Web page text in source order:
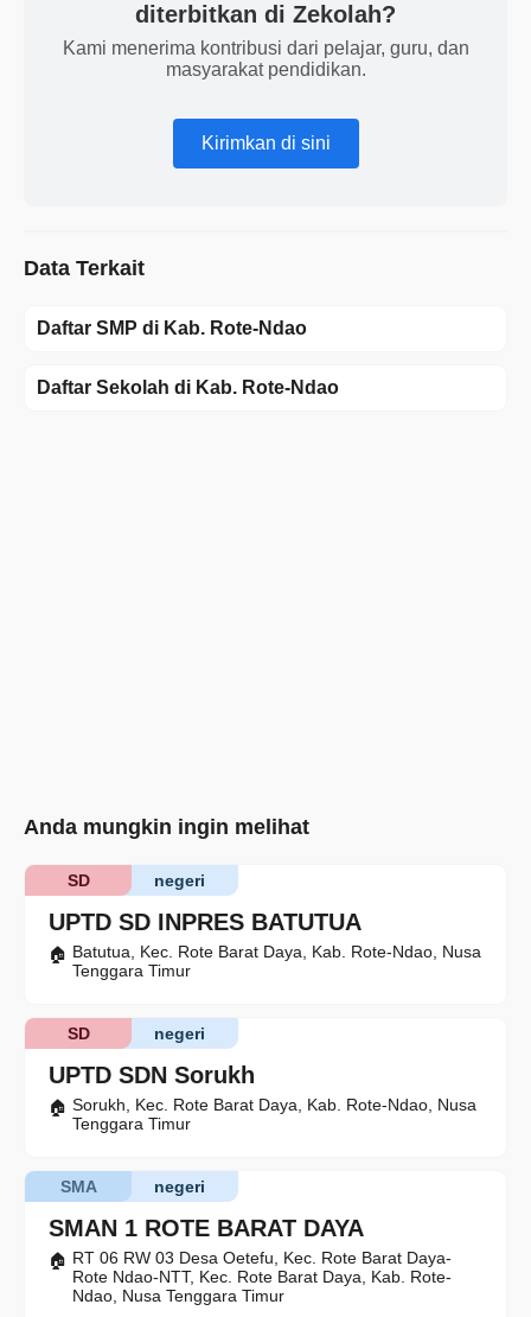
diterbitkan di Zekolah?
Kami menerima kontribusi dari pelajar, guru, dan
masyarakat pendidikan.
Kirimkan di sini
Data Terkait
Daftar SMP di Kab. Rote-Ndao
Daftar Sekolah di Kab. Rote-Ndao
Anda mungkin ingin melihat
UPTD SD INPRES BATUTUA
negeri
SD
Batutua, Kec. Rote Barat Daya, Kab. Rote-Ndao, Nusa
Tenggara Timur
UPTD SDN Sorukh
negeri
SD
Sorukh, Kec. Rote Barat Daya, Kab. Rote-Ndao, Nusa
Tenggara Timur
SMAN 1 ROTE BARAT DAYA
negeri
SMA
RT 06 RW 03 Desa Oetefu, Kec. Rote Barat Daya-
Rote Ndao-NTT, Kec. Rote Barat Daya, Kab. Rote-
Ndao, Nusa Tenggara Timur